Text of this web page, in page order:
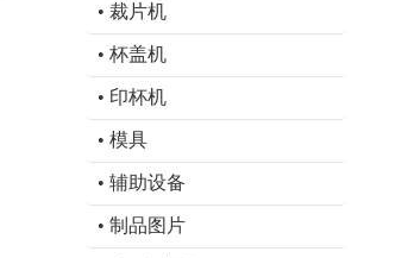
• 裁片机
• 杯盖机
• 印杯机
• 模具
• 辅助设备
• 制品图片